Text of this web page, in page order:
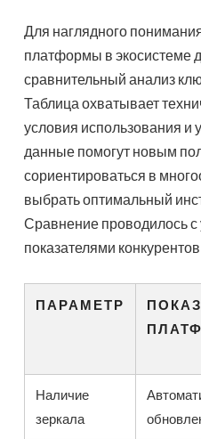
Для наглядного
платформы в экосистеме
сравнительный анализ
Таблица охватывает
условия использования и
данные помогут новым
сориентироваться в
выбрать оптимальный
Сравнение проводилось
показателями
ПАРАМЕТР
Наличие
зеркала